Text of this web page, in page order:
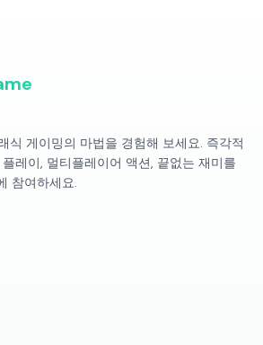
식 게이밍의 마법을 경험해 보세요. 즉각적
레이, 멀티플레이어 액션, 끝없는 재미를
참여하세요.